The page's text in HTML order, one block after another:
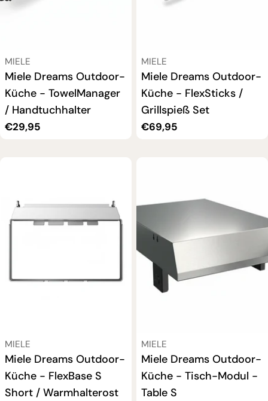
VERKÄUFER:
MIELE
Miele Dreams Outdoor-
Küche - TowelManager
/ Handtuchhalter
Regulärer
€29,95
VERKÄUFER:
MIELE
Miele Dreams Outdoor-
Küche - FlexSticks /
Grillspieß Set
Regulärer
€69,95
VERKÄUFER:
MIELE
Miele Dreams Outdoor-
Küche - FlexBase S
Short / Warmhalterost
VERKÄUFER:
MIELE
Miele Dreams Outdoor-
Küche - Tisch-Modul -
Table S